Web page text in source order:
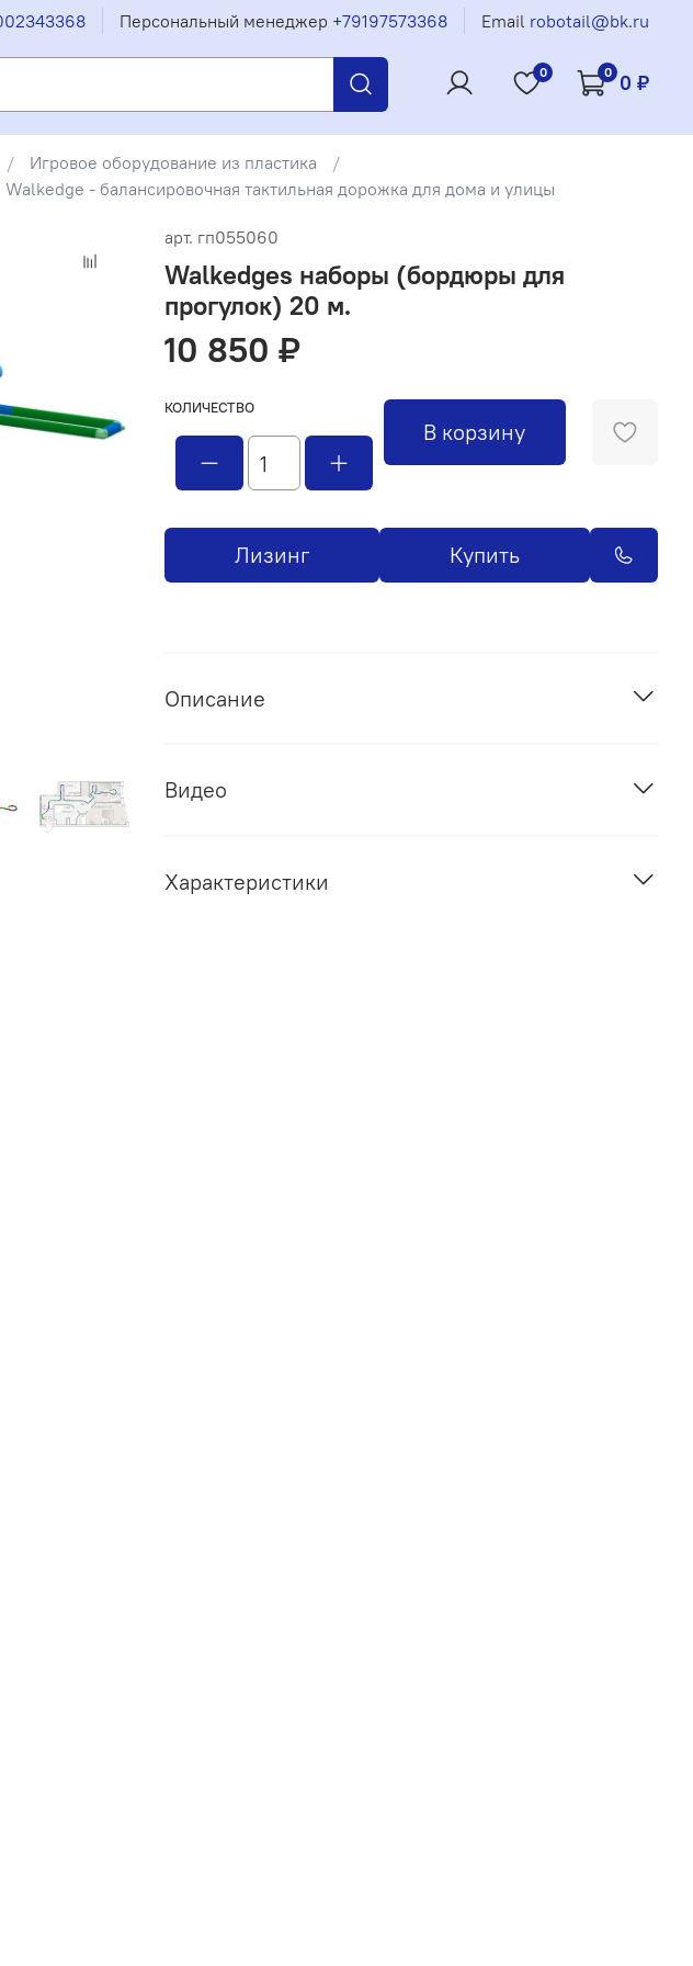
Персональный менеджер +79197573368 Email robotail@bk.ru
0 0 0 ₽
Игровое оборудование из пластика
Walkedge - балансировочная тактильная дорожка для дома и улицы
арт. гп055060
Walkedges наборы (бордюры для
прогулок) 20 м.
10 850 ₽
КОЛИЧЕСТВО
В корзину
Лизинг Купить
Описание
Видео
Характеристики